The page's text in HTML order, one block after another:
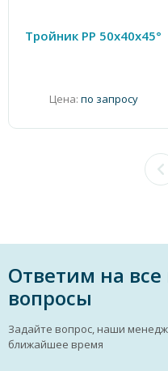
Тройник PP 50х40х45°
Цена: по запросу
Ответим на
вопросы
Задайте вопрос, наши
ближайшее время